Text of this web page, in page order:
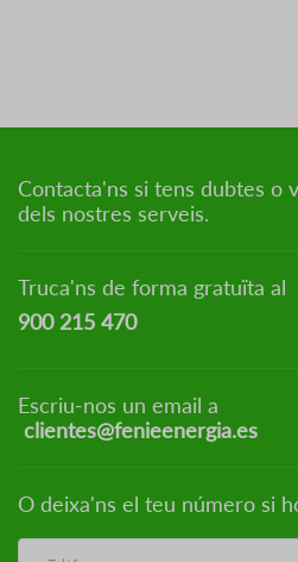
Contacta'ns si tens dubtes o
dels nostres serveis.
Truca'ns de forma gratuïta al
900 215 470
Escriu-nos un email a
clientes@fenieenergia.es
O deixa'ns el teu número si